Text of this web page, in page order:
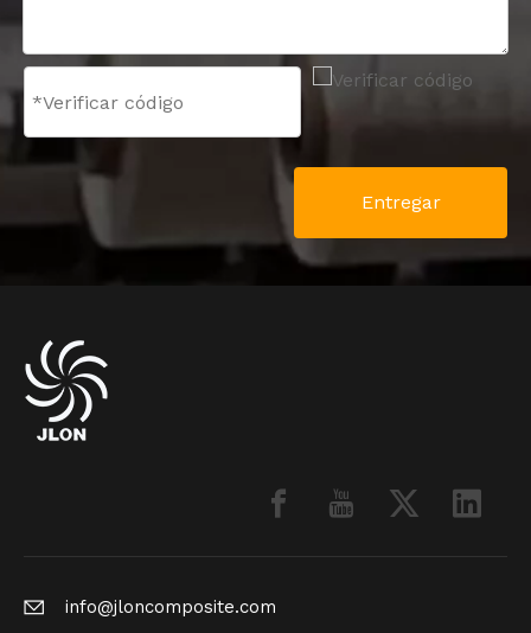
Entregar
info@jloncomposite.com